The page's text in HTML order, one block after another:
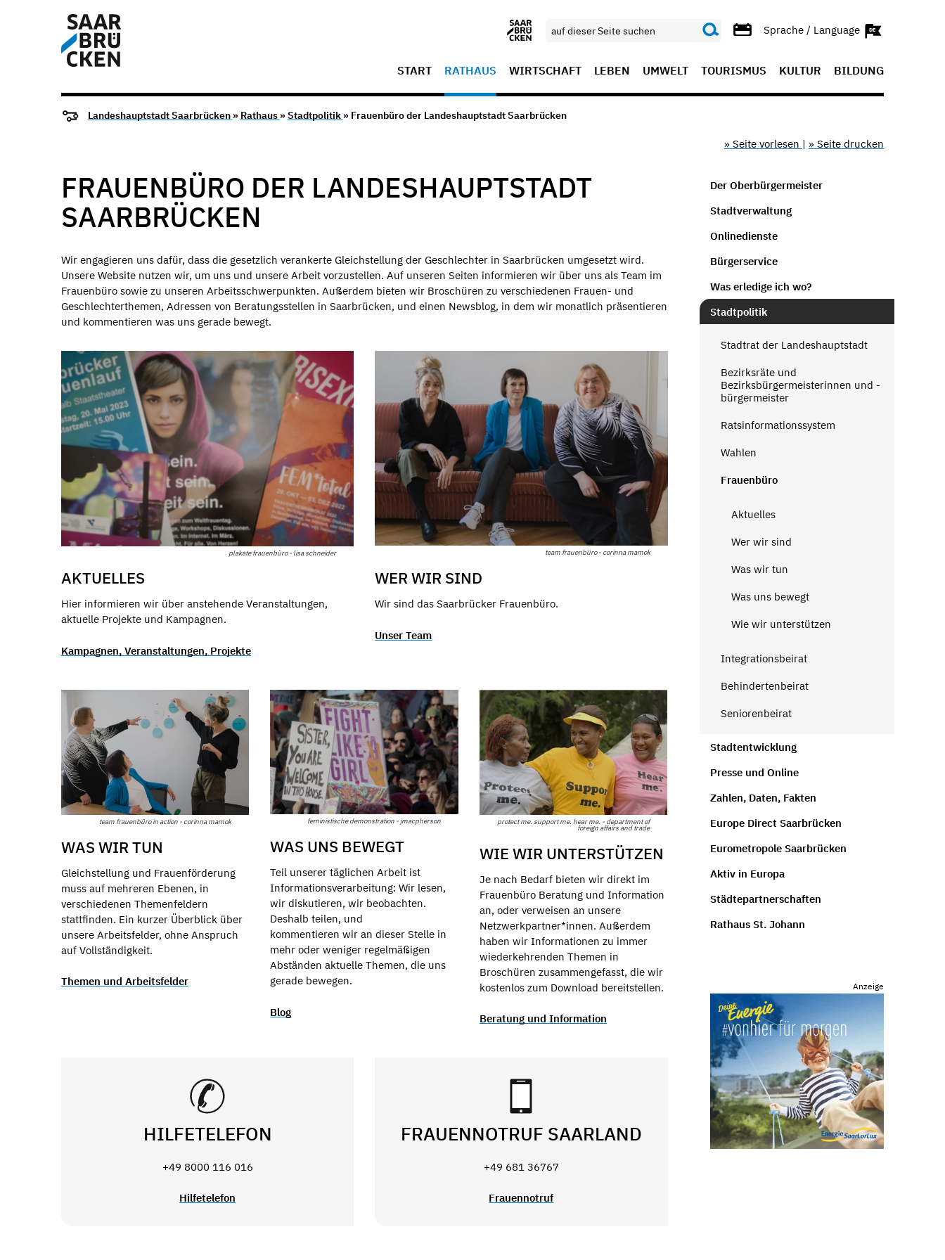
Sprache / Language
START RATHAUS WIRTSCHAFT LEBEN UMWELT TOURISMUS KULTUR BILDUNG
Landeshauptstadt Saarbrücken » Rathaus »Stadtpolitik » Frauenbüro der Landeshauptstadt Saarbrücken
» Seite vorlesen | » Seite drucken
FRAUENBÜRO DER LANDESHAUPTSTADT
SAARBRÜCKEN
Wir engagieren uns dafür, dass die gesetzlich verankerte Gleichstellung der Geschlechter in Saarbrücken umgesetzt wird.
Unsere Website nutzen wir, um uns und unsere Arbeit vorzustellen. Auf unseren Seiten informieren wir über uns als Team im
Frauenbüro sowie zu unseren Arbeitsschwerpunkten. Außerdem bieten wir Broschüren zu verschiedenen Frauen- und
Geschlechterthemen, Adressen von Beratungsstellen in Saarbrücken, und einen Newsblog, in dem wir monatlich präsentieren
und kommentieren was uns gerade bewegt.
plakate frauenbüro - lisa schneider
AKTUELLES
Hier informieren wir über anstehende Veranstaltungen,
aktuelle Projekte und Kampagnen.
Kampagnen, Veranstaltungen, Projekte
team frauenbüro - corinna mamok
WER WIR SIND
Wir sind das Saarbrücker Frauenbüro.
Unser Team
team frauenbüro in action - corinna mamok
WAS WIR TUN
Gleichstellung und Frauenförderung
muss auf mehreren Ebenen, in
verschiedenen Themenfeldern
stattfinden. Ein kurzer Überblick über
unsere Arbeitsfelder, ohne Anspruch
auf Vollständigkeit.
Themen und Arbeitsfelder
feministische demonstration - jmacpherson
WAS UNS BEWEGT
Teil unserer täglichen Arbeit ist
Informationsverarbeitung: Wir lesen,
wir diskutieren, wir beobachten.
Deshalb teilen, und
kommentieren wir an dieser Stelle in
mehr oder weniger regelmäßigen
Abständen aktuelle Themen, die uns
gerade bewegen.
Blog
protect me. support me. hear me. - department of
foreign affairs and trade
WIE WIR UNTERSTÜTZEN
Je nach Bedarf bieten wir direkt im
Frauenbüro Beratung und Information
an, oder verweisen an unsere
Netzwerkpartner*innen. Außerdem
haben wir Informationen zu immer
wiederkehrenden Themen in
Broschüren zusammengefasst, die wir
kostenlos zum Download bereitstellen.
Beratung und Information
HILFETELEFON
+49 8000 116 016
Hilfetelefon
FRAUENNOTRUF SAARLAND
+49 681 36767
Frauennotruf
Der Oberbürgermeister
Stadtverwaltung
Onlinedienste
Bürgerservice
Was erledige ich wo?
Stadtpolitik
Stadtrat der Landeshauptstadt
Bezirksräte und
Bezirksbürgermeisterinnen und -
bürgermeister
Ratsinformationssystem
Wahlen
Frauenbüro
Aktuelles
Wer wir sind
Was wir tun
Was uns bewegt
Wie wir unterstützen
Integrationsbeirat
Behindertenbeirat
Seniorenbeirat
Stadtentwicklung
Presse und Online
Zahlen, Daten, Fakten
Europe Direct Saarbrücken
Eurometropole Saarbrücken
Aktiv in Europa
Städtepartnerschaften
Rathaus St. Johann
Anzeige